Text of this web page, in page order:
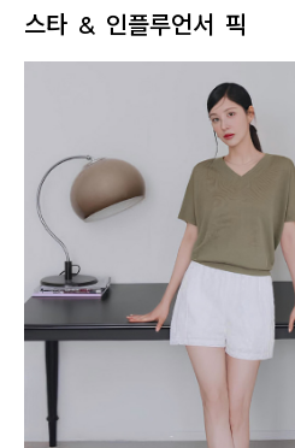
스타 & 인플루언서 픽